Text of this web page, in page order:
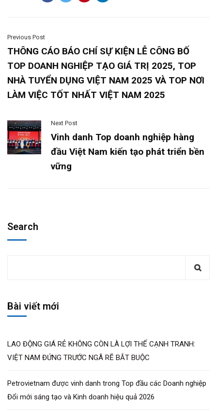
Previous Post
THÔNG CÁO BÁO CHÍ SỰ KIỆN LỄ CÔNG BỐ
TOP DOANH NGHIỆP TẠO GIÁ TRỊ 2025, TOP
NHÀ TUYỂN DỤNG VIỆT NAM 2025 VÀ TOP NƠI
LÀM VIỆC TỐT NHẤT VIỆT NAM 2025
Next Post
Vinh danh Top doanh nghiệp hàng
đầu Việt Nam kiến tạo phát triển bền
vững
Search
Bài viết mới
LAO ĐỘNG GIÁ RẺ KHÔNG CÒN LÀ LỢI THẾ CẠNH TRANH:
VIỆT NAM ĐỨNG TRƯỚC NGÃ RẼ BẮT BUỘC
Petrovietnam được vinh danh trong Top đầu các Doanh nghiệp
Đổi mới sáng tạo và Kinh doanh hiệu quả 2026